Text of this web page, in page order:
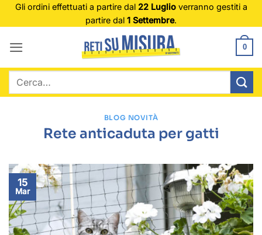
SaltaGli ordini effettuati a partire dal 22 Luglioverranno gestiti a
partire dal 1 Settembre.
0
Cerca:
BLOG NOVITÀ
Rete anticaduta per gatti
15
Mar